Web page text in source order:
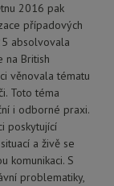
2016 pak
případových
absolvovala
na British
věnovala tématu
Toto téma
i odborné praxi.
poskytující
a živě se
komunikaci. S
problematiky,